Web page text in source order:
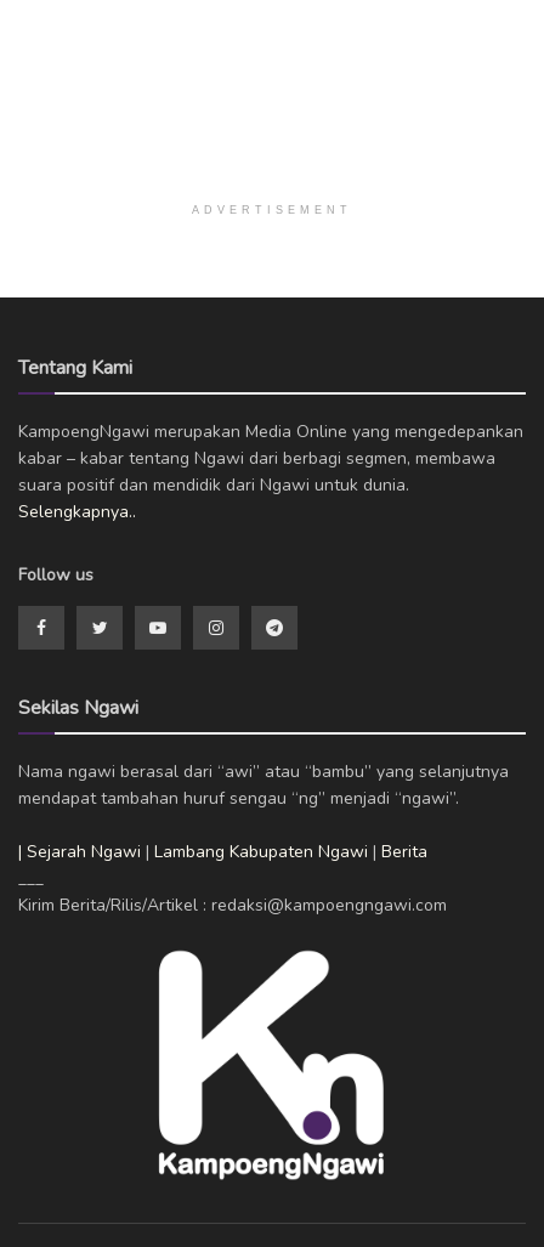
ADVERTISEMENT
Tentang Kami
KampoengNgawi merupakan Media Online yang mengedepankan
kabar – kabar tentang Ngawi dari berbagi segmen, membawa
suara positif dan mendidik dari Ngawi untuk dunia.
Selengkapnya..
Follow us
Sekilas Ngawi
Nama ngawi berasal dari “awi” atau “bambu” yang selanjutnya
mendapat tambahan huruf sengau “ng” menjadi “ngawi”.
| Sejarah Ngawi | Lambang Kabupaten Ngawi | Berita
___
Kirim Berita/Rilis/Artikel : redaksi@kampoengngawi.com